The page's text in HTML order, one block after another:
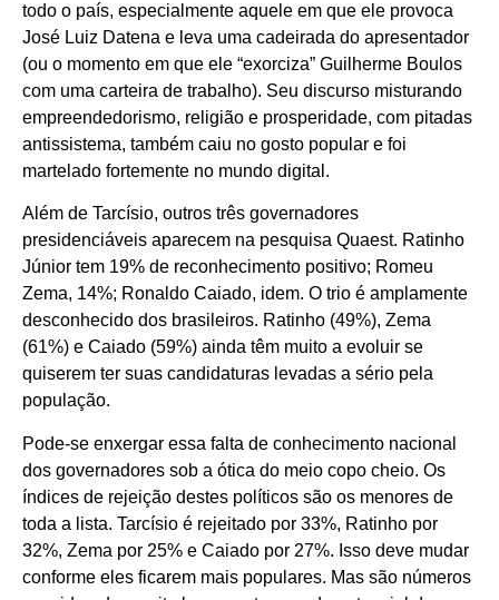
todo o país, especialmente aquele em que ele provoca
José Luiz Datena e leva uma cadeirada do apresentador
(ou o momento em que ele “exorciza” Guilherme Boulos
com uma carteira de trabalho). Seu discurso misturando
empreendedorismo, religião e prosperidade, com pitadas
antissistema, também caiu no gosto popular e foi
martelado fortemente no mundo digital.
Além de Tarcísio, outros três governadores
presidenciáveis aparecem na pesquisa Quaest. Ratinho
Júnior tem 19% de reconhecimento positivo; Romeu
Zema, 14%; Ronaldo Caiado, idem. O trio é amplamente
desconhecido dos brasileiros. Ratinho (49%), Zema
(61%) e Caiado (59%) ainda têm muito a evoluir se
quiserem ter suas candidaturas levadas a sério pela
população.
Pode-se enxergar essa falta de conhecimento nacional
dos governadores sob a ótica do meio copo cheio. Os
índices de rejeição destes políticos são os menores de
toda a lista. Tarcísio é rejeitado por 33%, Ratinho por
32%, Zema por 25% e Caiado por 27%. Isso deve mudar
conforme eles ficarem mais populares. Mas são números